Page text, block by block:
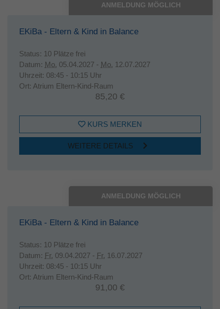
ANMELDUNG MÖGLICH
EKiBa - Eltern & Kind in Balance
Status: 10 Plätze frei
Datum: Mo. 05.04.2027 - Mo. 12.07.2027
Uhrzeit: 08:45 - 10:15 Uhr
Ort: Atrium Eltern-Kind-Raum
85,20 €
KURS MERKEN
WEITERE DETAILS
ANMELDUNG MÖGLICH
EKiBa - Eltern & Kind in Balance
Status: 10 Plätze frei
Datum: Fr. 09.04.2027 - Fr. 16.07.2027
Uhrzeit: 08:45 - 10:15 Uhr
Ort: Atrium Eltern-Kind-Raum
91,00 €